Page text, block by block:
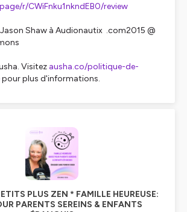
r/CWiFnku1nkndEB0/review
Shaw à Audionautix .com2015 @
Visitez ausha.co/politique-de-
pour plus d'informations.
PLUS ZEN * FAMILLE HEUREUSE:
PARENTS SEREINS & ENFANTS